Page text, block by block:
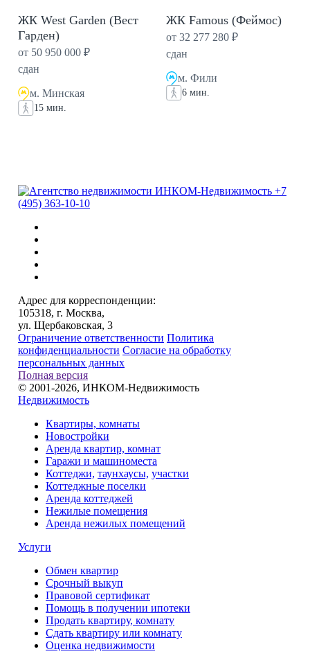
ЖК West Garden (Вест
Гарден)
от 50 950 000 ₽
сдан
м. Минская
15 мин.
ЖК Famous (Феймос)
от 32 277 280 ₽
сдан
м. Фили
6 мин.
+7
(495) 363-10-10
Адрес для корреспонденции:
105318, г. Москва,
ул. Щербаковская, 3
Ограничение ответственности Политика
конфиденциальности Согласие на обработку
персональных данных
Полная версия
© 2001-2026, ИНКОМ-Недвижимость
Недвижимость
Квартиры, комнаты
Новостройки
Аренда квартир, комнат
Гаражи и машиноместа
Коттеджи, таунхаусы, участки
Коттеджные поселки
Аренда коттеджей
Нежилые помещения
Аренда нежилых помещений
Услуги
Обмен квартир
Срочный выкуп
Правовой сертификат
Помощь в получении ипотеки
Продать квартиру, комнату
Сдать квартиру или комнату
Оценка недвижимости